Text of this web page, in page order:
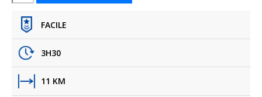
FACILE
3H30
11 KM